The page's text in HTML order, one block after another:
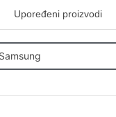
Upoređeni proizvodi